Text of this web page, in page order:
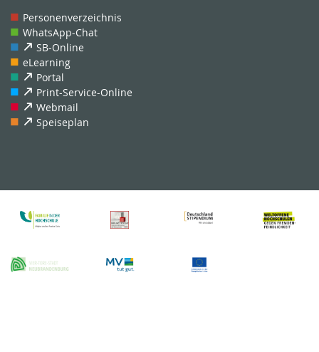
Personenverzeichnis
WhatsApp-Chat
SB-Online
eLearning
Portal
Print-Service-Online
Webmail
Speiseplan